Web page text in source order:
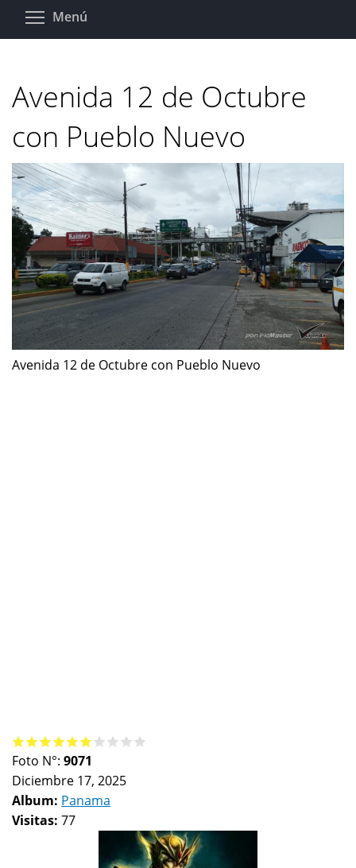
Pasar
Menú
Avenida 12 de Octubre
con Pueblo Nuevo
Avenida 12 de Octubre con Pueblo Nuevo
Foto N°: 9071
Diciembre 17, 2025
Album: Panama
Visitas: 77